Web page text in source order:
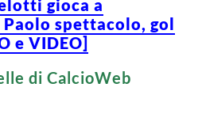
gioca a
spettacolo, gol
e VIDEO]
di CalcioWeb